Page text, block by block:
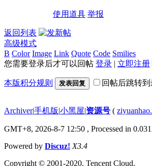
使用道具 举报
返回列表
高级模式
B Color Image Link Quote Code Smilies
您需要登录后才可以回帖 登录 | 立即注册
本版积分规则 发表回复 回帖后跳转
Archiver|手机版|小黑屋|资源号 (
GMT+8, 2026-8-7 12:50 , Processed in
Powered by Discuz! X3.4
Copyright © 2001-2020, Tencent Cloud.